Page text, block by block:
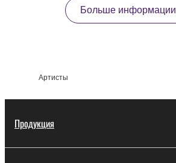
Больше информации
Артисты
Продукция